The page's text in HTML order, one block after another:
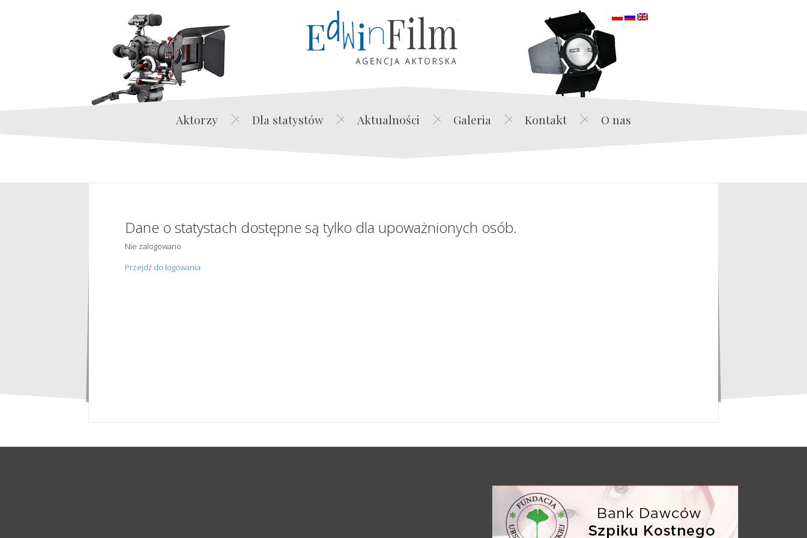
Edwin Film Agencja Aktorska
Aktorzy Dla statystów Aktualności Galeria Kontakt O nas
Dane o statystach dostępne są tylko dla upoważnionych osób.
Nie zalogowano
Przejdź do logowania